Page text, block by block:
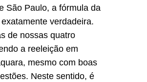
São Paulo, a fórmula da
verdadeira.
de nossas quatro
a reeleição em
mesmo com boas
Neste sentido, é